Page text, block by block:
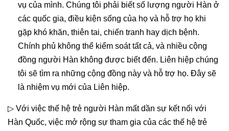
vụ của mình. Chúng tôi phải biết số lượng người Hàn ở
các quốc gia, điều kiện sống của họ và hỗ trợ họ khi
gặp khó khăn, thiên tai, chiến tranh hay dịch bệnh.
Chính phủ không thể kiểm soát tất cả, và nhiều cộng
đồng người Hàn không được biết đến. Liên hiệp chúng
tôi sẽ tìm ra những cộng đồng này và hỗ trợ họ. Đây sẽ
là nhiệm vụ mới của Liên hiệp.
▷ Với việc thế hệ trẻ người Hàn mất dần sự kết nối với
Hàn Quốc, việc mở rộng sự tham gia của các thế hệ trẻ